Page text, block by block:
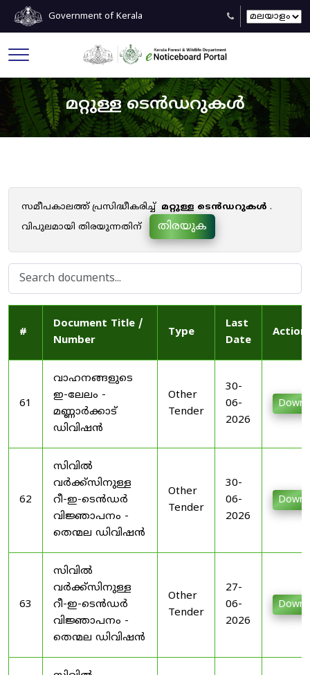
Government of Kerala
മറ്റുള്ള ടെൻഡറുകൾ
സമീപകാലത്ത് പ്രസിദ്ധീകരിച്ച് മറ്റുള്ള ടെൻഡറുകൾ .
വിപുലമായി തിരയുന്നതിന്
തിരയുക
#
Document Title /
Number
Type
Last
Date
61
വാഹനങ്ങളുടെ
ഇ-ലേലം -
മണ്ണാർക്കാട്
ഡിവിഷൻ
Other
Tender
30-
06-
2026
62
സിവിൽ
വർക്ക്സിനുള്ള
റീ-ഇ-ടെൻഡർ
വിജ്ഞാപനം -
തെന്മല ഡിവിഷൻ
Other
Tender
30-
06-
2026
63
സിവിൽ
വർക്ക്സിനുള്ള
റീ-ഇ-ടെൻഡർ
വിജ്ഞാപനം -
തെന്മല ഡിവിഷൻ
Other
Tender
27-
06-
2026